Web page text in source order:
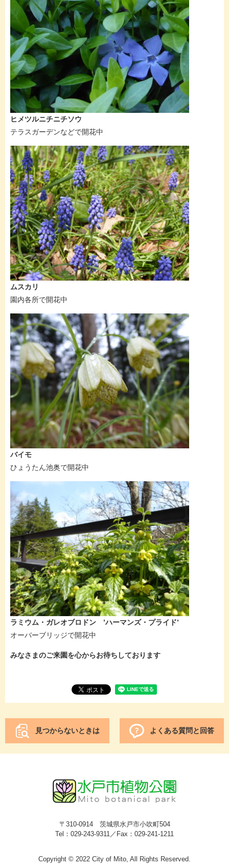
ヒメツルニチニチソウ
テラスガーデンなどで開花中
ムスカリ
園内各所で開花中
バイモ
ひょうたん池奥で開花中
ラミウム・ガレオブロドン ’ハーマンズ・プライド’
オーバーブリッジで開花中
みなさまのご来園を心からお待ちしております
見つからないときは よくある質問と回答
〒310-0914 茨城県水戸市小吹町504
Tel：029-243-9311／Fax：029-241-1211
Copyright © 2022 City of Mito, All Rights Reserved.